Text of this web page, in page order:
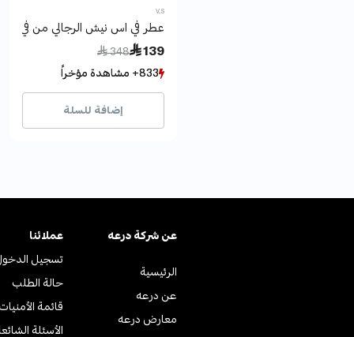
V.S
عطر في اس نيش الرجالي من في اس
 139
Price reduced from
 348
to
833+ مشاهدة مؤخراً
1483+ بيع مؤخراً
833+ مشاهدة مؤخراً
1483+ بيع مؤخراً
إضافة للسلة
الرئيسية
عن درعه
معارض درعه
عن ﺷﺮﻛﺔ درﻋﻪ
تسجيل
حالة الطلب
قائمة الأمنيات
الأسئلة
عملائنا